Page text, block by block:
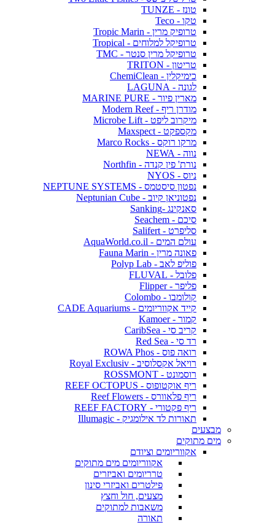
טונז - TUNZE
טקו - Teco
טרופיק מרין - Tropic Marin
טרופיקל למלוחים - Tropical
טרופיקל מרין סנטר - TMC
טריטון - TRITON
כימיקלין - ChemiClean
לגונה - LAGUNA
מארין פיור - MARINE PURE
מודרן ריף - Modern Reef
מיקרוב ליפט - Microbe Lift
מקספקט - Maxspect
מרקו רוקס - Marco Rocks
נווה - NEWA
נורת' פין קנדה - Northfin
ניוס - NYOS
נפטון סיסטמס - NEPTUNE SYSTEMS
נפטוניאן קיוב - Neptunian Cube
סאנקינג -Sanking
סיכם - Seachem
סליפרט - Salifert
עולם המים - AquaWorld.co.il
פאונה מרין - Fauna Marin
פוליפ לאב - Polyp Lab
פלובל - FLUVAL
פליפר - Flipper
קולומבו - Colombo
קייד אקווריומים - CADE Aquariums
קמור - Kamoer
קריב סי - CaribSea
רד סי - Red Sea
רואה פוס - ROWA Phos
רויאל אקסלוסיב - Royal Exclusiv
רוסמונט - ROSSMONT
ריף אוקטופוס - REEF OCTOPUS
ריף פלאוורס - Reef Flowers
ריף פקטורי - REEF FACTORY
תאורות לד אילומגיק - Illumagic
מבצעים
מים מתוקים
אקווריומים וציודם
אקווריומים מים מתוקים
טרריומים ואביזרים
פילטרים ואביזרי סינון
מצעים, חול וחצץ
משאבות למתוקים
תאורה